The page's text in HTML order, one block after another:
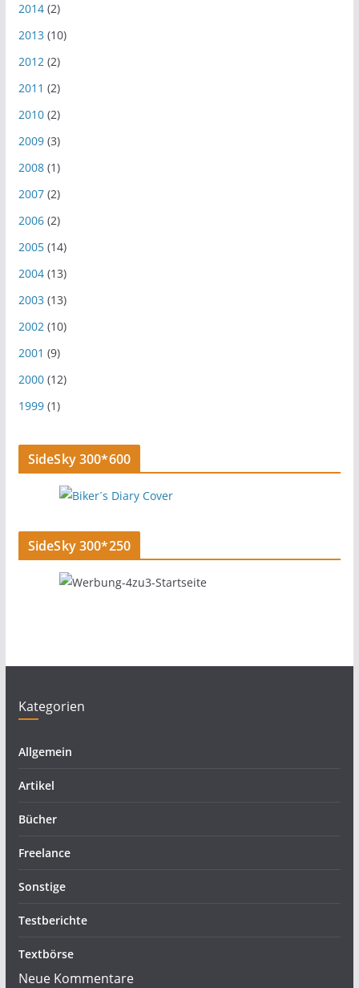
2014(2)
2013 (10)
2012(2)
2011 (2)
2010(2)
2009(3)
2008(1)
2007(2)
2006(2)
2005(14)
2004(13)
2003 (13)
2002(10)
2001 (9)
2000(12)
1999(1)
SideSky 300*600
SideSky 300*250
Kategorien
Allgemein
Artikel
Bücher
Freelance
Sonstige
Testberichte
Textbörse
Neue Kommentare